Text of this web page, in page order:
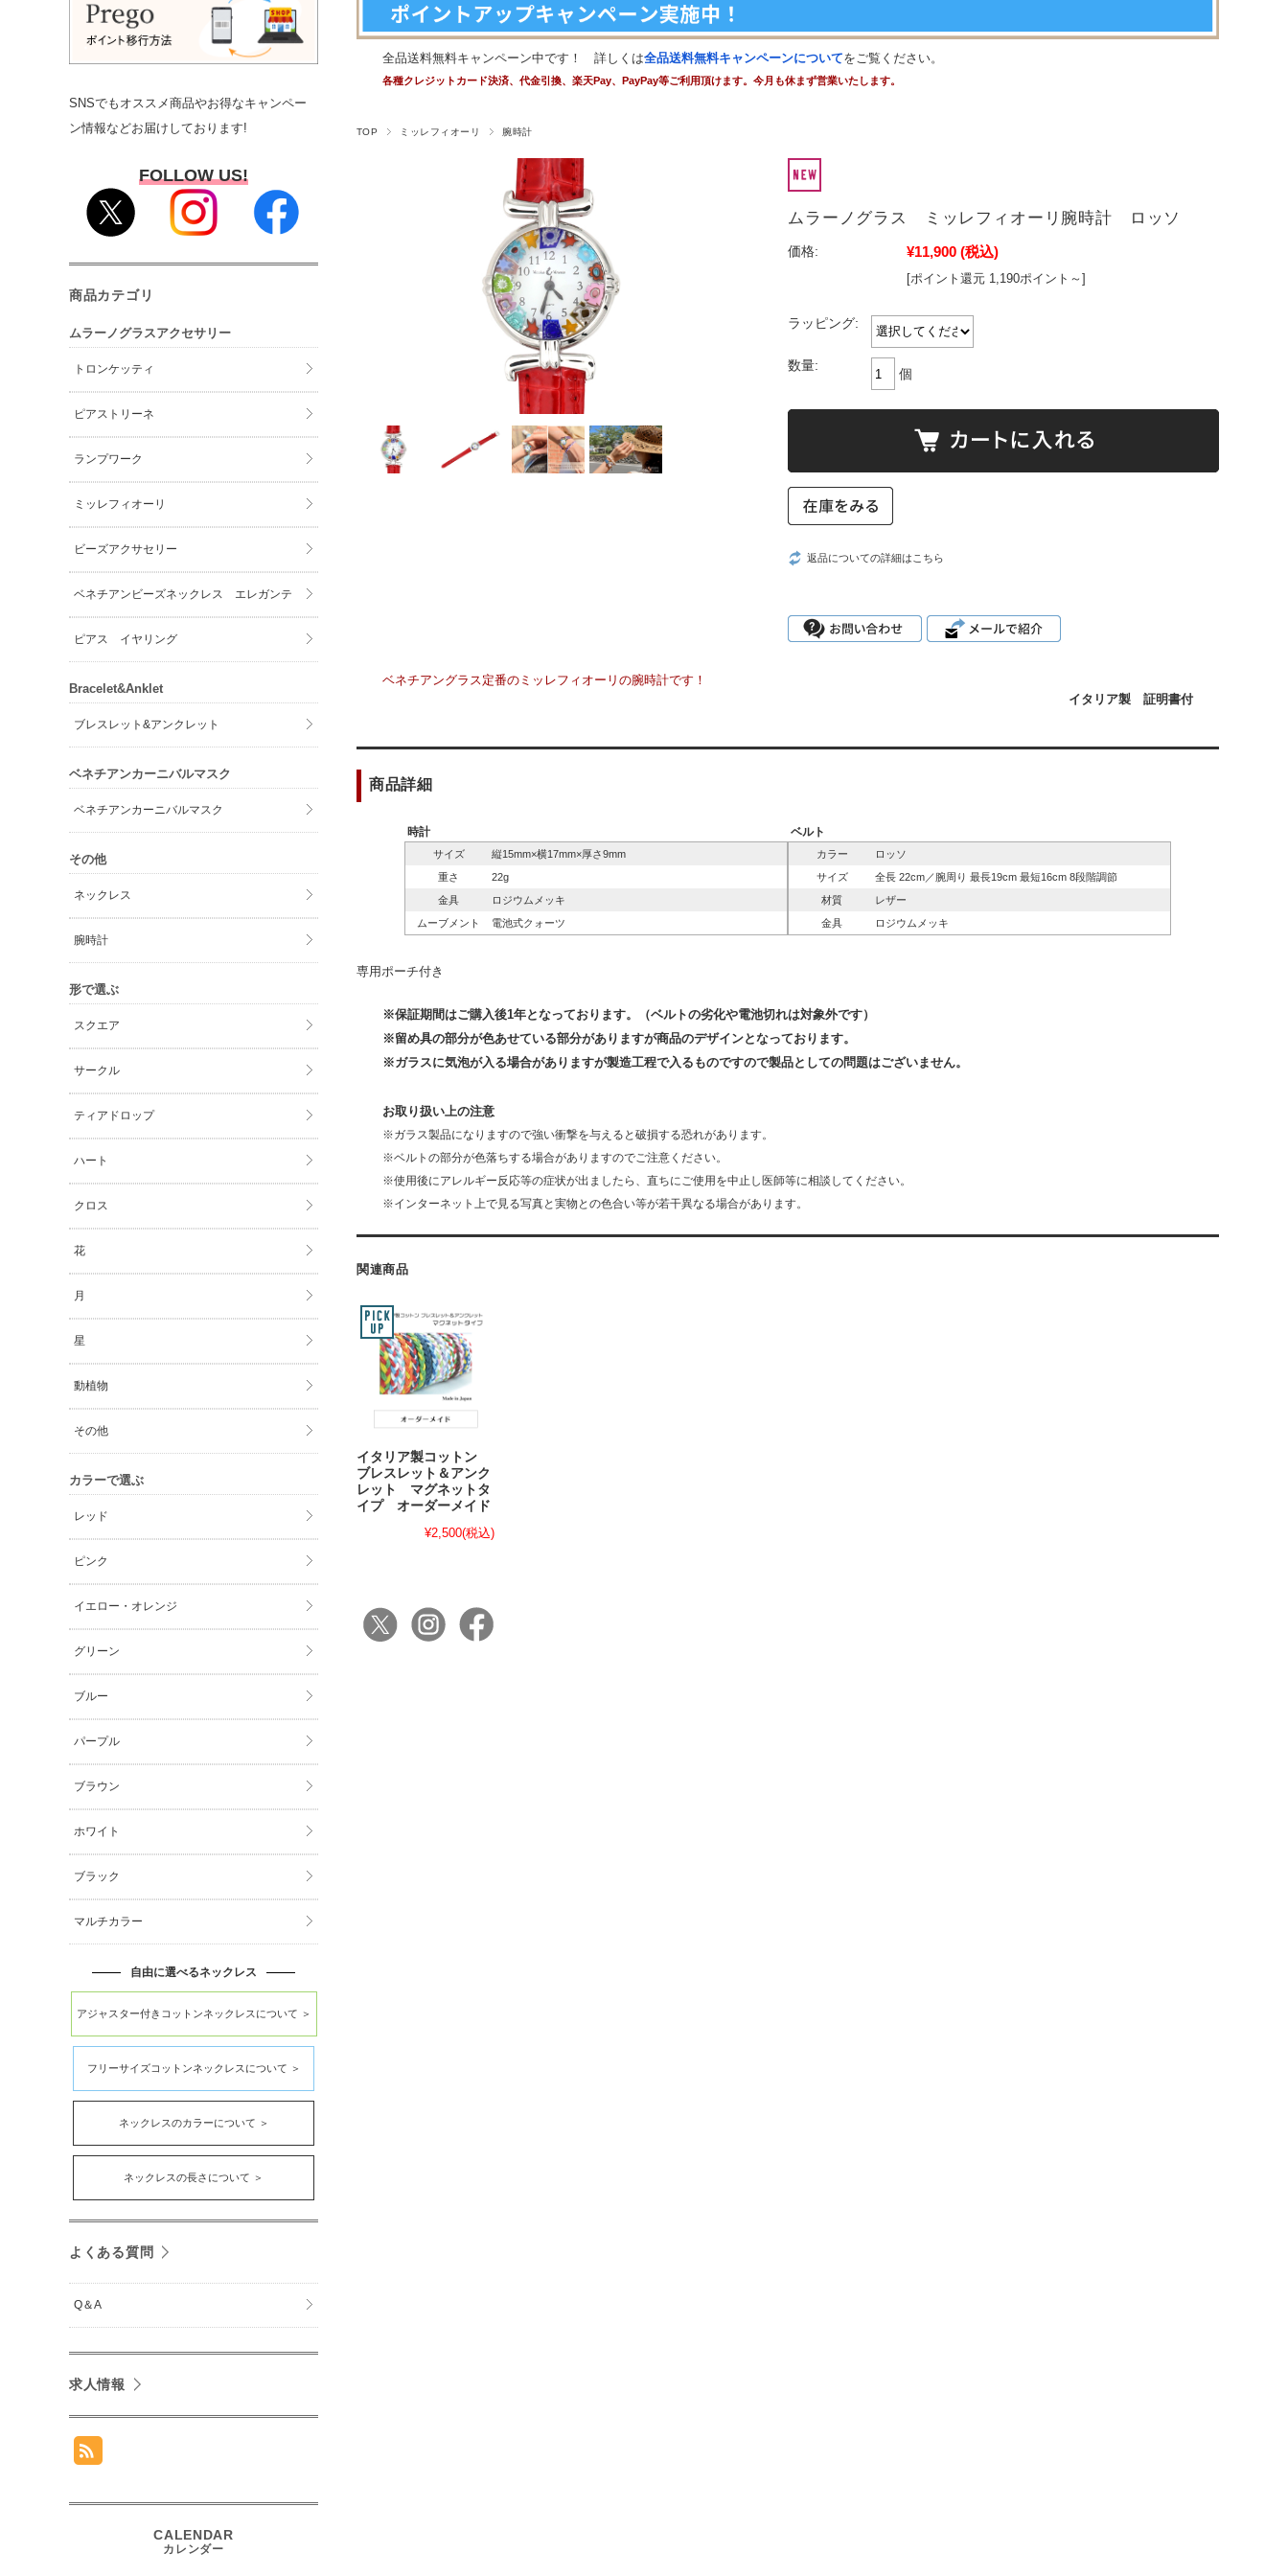
全品送料無料キャンペーン中です！ 詳しくは全品送料無料キャンペーンについてをご覧ください。
各種クレジットカード決済、代金引換、楽天Pay、PayPay等ご利用頂けます。今月も休まず営業いたします。
TOP ミッレフィオーリ 腕時計
ムラーノグラス ミッレフィオーリ腕時計 ロッソ
価格: ¥11,900 (税込)
[ポイント還元 1,190ポイント～]
ラッピング:
数量:
個
返品についての詳細はこちら
ベネチアングラス定番のミッレフィオーリの腕時計です！
イタリア製 証明書付
商品詳細
時計
サイズ
縦15mm×横17mm×厚さ9mm
重さ
22g
金具
ロジウムメッキ
ムーブメント
電池式クォーツ
ベルト
カラー
ロッソ
サイズ
全長 22cm／腕周り 最長19cm 最短16cm 8段階調節
材質
レザー
金具
ロジウムメッキ
専用ポーチ付き
※保証期間はご購入後1年となっております。（ベルトの劣化や電池切れは対象外です）
※留め具の部分が色あせている部分がありますが商品のデザインとなっております。
※ガラスに気泡が入る場合がありますが製造工程で入るものですので製品としての問題はございません。
お取り扱い上の注意
※ガラス製品になりますので強い衝撃を与えると破損する恐れがあります。
※ベルトの部分が色落ちする場合がありますのでご注意ください。
※使用後にアレルギー反応等の症状が出ましたら、直ちにご使用を中止し医師等に相談してください。
※インターネット上で見る写真と実物との色合い等が若干異なる場合があります。
関連商品
イタリア製コットン
ブレスレット＆アンク
レット マグネットタ
イプ オーダーメイド
¥2,500(税込)
SNSでもオススメ商品やお得なキャンペー
ン情報などお届けしております!
FOLLOW US!
商品カテゴリ
ムラーノグラスアクセサリー
トロンケッティ
ピアストリーネ
ランプワーク
ミッレフィオーリ
ビーズアクサセリー
ベネチアンビーズネックレス エレガンテ
ピアス イヤリング
Bracelet&Anklet
ブレスレット&アンクレット
ベネチアンカーニバルマスク
ベネチアンカーニバルマスク
その他
ネックレス
腕時計
形で選ぶ
スクエア
サークル
ティアドロップ
ハート
クロス
花
月
星
動植物
その他
カラーで選ぶ
レッド
ピンク
イエロー・オレンジ
グリーン
ブルー
パープル
ブラウン
ホワイト
ブラック
マルチカラー
自由に選べるネックレス
アジャスター付きコットンネックレスについて ＞
フリーサイズコットンネックレスについて ＞
ネックレスのカラーについて ＞
ネックレスの長さについて ＞
よくある質問
Q＆A
求人情報